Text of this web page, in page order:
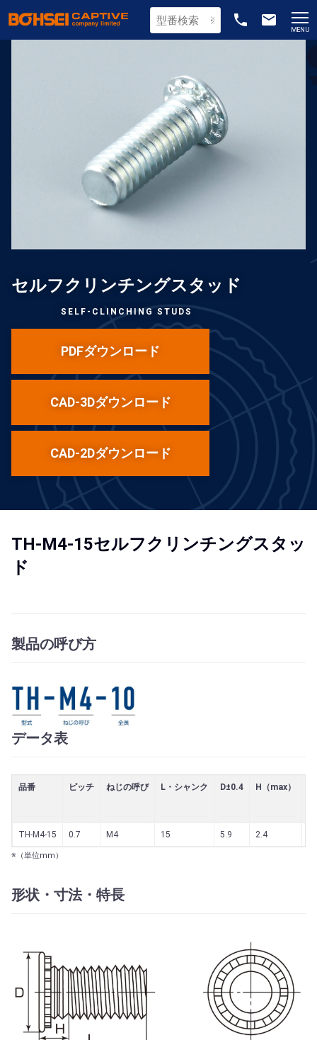
phone email
MENU
セルフクリンチングスタッド
SELF-CLINCHING STUDS
PDFダウンロード
CAD-3Dダウンロード
CAD-2Dダウンロード
TH-M4-15セルフクリンチングスタッ
ド
製品の呼び方
データ表
品番 ピッチ ねじの呼び L・シャンク D±0.4 H（max）
TH-M4-15 0.7 M4 15 5.9 2.4
※（単位mm）
形状・寸法・特長